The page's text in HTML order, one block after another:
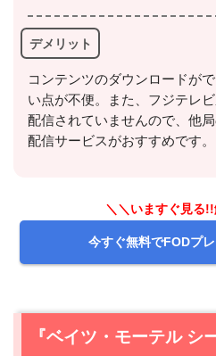
＼＼31日間無料!!お試
今すぐ無料でU-
デメリット
コンテンツのダウンロードが
い点が不便。また、フジテレ
配信されていませんので、他
配信サービスがおすすめです。
＼＼いますぐ見る
今すぐ無料でFODプ
『ベイツ・モーテル シ